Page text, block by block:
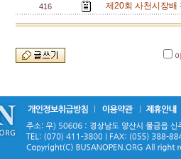
416 제20회 사천시장